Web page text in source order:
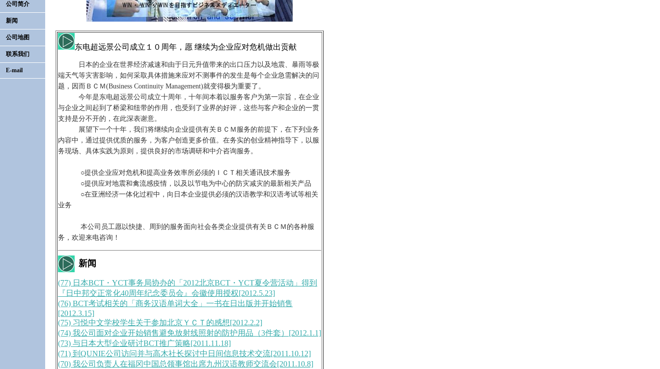
公司简介
新闻
公司地图
联系我们
E-mail
东电超远景公司成立１０周年，愿 继续为企业应对危机做出贡献
日本的企业在世界经济减速和由于日元升值带来的出口压力以及地震、暴雨等极
端天气等灾害影响，如何采取具体措施来应对不测事件的发生是每个企业急需解决的问
题，因而ＢＣＭ(Business Continuity Management)就变得极为重要了。
今年是东电超远景公司成立十周年，十年间本着以服务客户为第一宗旨，在企业
与企业之间起到了桥梁和纽带的作用，也受到了业界的好评，这些与客户和企业的一贯
支持是分不开的，在此深表谢意。
展望下一个十年，我们将继续向企业提供有关ＢＣＭ服务的前提下，在下列业务
内容中，通过提供优质的服务，为客户创造更多价值。在务实的创业精神指导下，以服
务现场、具体实践为原则，提供良好的市场调研和中介咨询服务。
○提供企业应对危机和提高业务效率所必须的ＩＣＴ相关通讯技术服务
○提供应对地震和禽流感疫情，以及以节电为中心的防灾减灾的最新相关产品
○在亚洲经济一体化过程中，向日本企业提供必须的汉语教学和汉语考试等相关
业务
本公司员工愿以快捷、周到的服务面向社会各类企业提供有关ＢＣＭ的各种服
务，欢迎来电咨询！
新闻
(77) 日本BCT・YCT事务局协办的「2012北京BCT・YCT夏令营活动」得到
『日中邦交正常化40周年纪念委员会』会徽使用授权[2012.5.23]
(76) BCT考试相关的「商务汉语单词大全」一书在日出版并开始销售
[2012.3.15]
(75) 习悦中文学校学生关于参加北京ＹＣＴ的感想[2012.2.2]
(74) 我公司面对企业开始销售避免放射线照射的防护用品（3件套）[2012.1.1]
(73) 与日本大型企业研讨BCT推广策略[2011.11.18]
(71) 到QUNIE公司访问并与高木社长探讨中日间信息技术交流[2011.10.12]
(70) 我公司负责人在福冈中国总领事馆出席九州汉语教师交流会[2011.10.8]